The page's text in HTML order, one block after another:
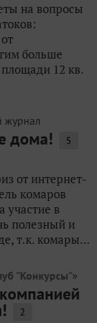
на вопросы
больше
12 кв.
журнал
дома! 5
от интернет-
комаров
участие в
полезный и
т.к. комары...
"Конкурсы"»
2